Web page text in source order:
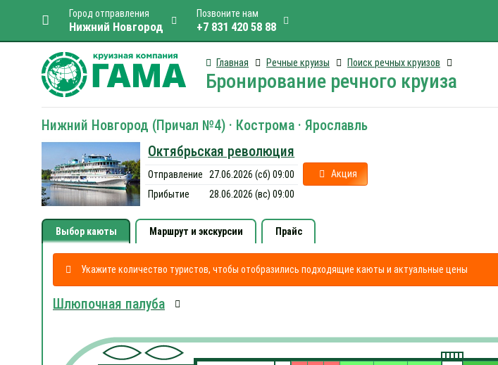
Город отправления
Нижний Новгород
Позвоните нам
+7 831 420 58 88
Главная Речные круизы Поиск речных круизов
Бронирование речного круиза
Нижний Новгород (Причал №4) · Кострома · Ярославль
Октябрьская революция
Отправление
27.06.2026 (сб) 09:00
Прибытие
28.06.2026 (вс) 09:00
Акция
Выбор каюты Маршрут и экскурсии Прайс
Укажите количество туристов, чтобы отобразились подходящие каюты и актуальные цены
Шлюпочная палуба